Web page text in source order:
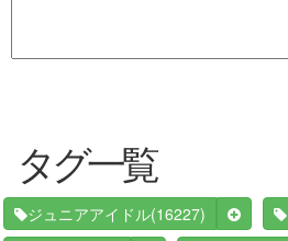
タグ一覧
ジュニアアイドル(16227)